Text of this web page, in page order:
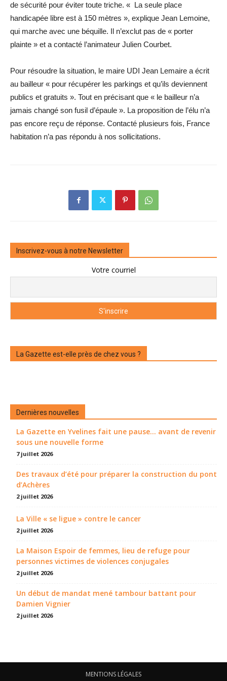
de sécurité pour éviter toute triche. « La seule place
handicapée libre est à 150 mètres », explique Jean Lemoine,
qui marche avec une béquille. Il n’exclut pas de « porter
plainte » et a contacté l’animateur Julien Courbet.
Pour résoudre la situation, le maire UDI Jean Lemaire a écrit
au bailleur « pour récupérer les parkings et qu’ils deviennent
publics et gratuits ». Tout en précisant que « le bailleur n’a
jamais changé son fusil d’épaule ». La proposition de l’élu n’a
pas encore reçu de réponse. Contacté plusieurs fois, France
habitation n’a pas répondu à nos sollicitations.
Inscrivez-vous à notre Newsletter
Votre courriel
La Gazette est-elle près de chez vous ?
Dernières nouvelles
La Gazette en Yvelines fait une pause... avant de revenir
sous une nouvelle forme
7 juillet 2026
Des travaux d’été pour préparer la construction du pont
d’Achères
2 juillet 2026
La Ville « se ligue » contre le cancer
2 juillet 2026
La Maison Espoir de femmes, lieu de refuge pour
personnes victimes de violences conjugales
2 juillet 2026
Un début de mandat mené tambour battant pour
Damien Vignier
2 juillet 2026
MENTIONS LÉGALES